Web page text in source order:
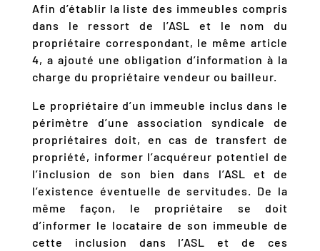
Afin d’établir la liste des immeubles compris
dans le ressort de l’ASL et le nom du
propriétaire correspondant, le même article
4, a ajouté une obligation d’information à la
charge du propriétaire vendeur ou bailleur.
Le propriétaire d’un immeuble inclus dans le
périmètre d’une association syndicale de
propriétaires doit, en cas de transfert de
propriété, informer l’acquéreur potentiel de
l’inclusion de son bien dans l’ASL et de
l’existence éventuelle de servitudes. De la
même façon, le propriétaire se doit
d’informer le locataire de son immeuble de
cette inclusion dans l’ASL et de ces